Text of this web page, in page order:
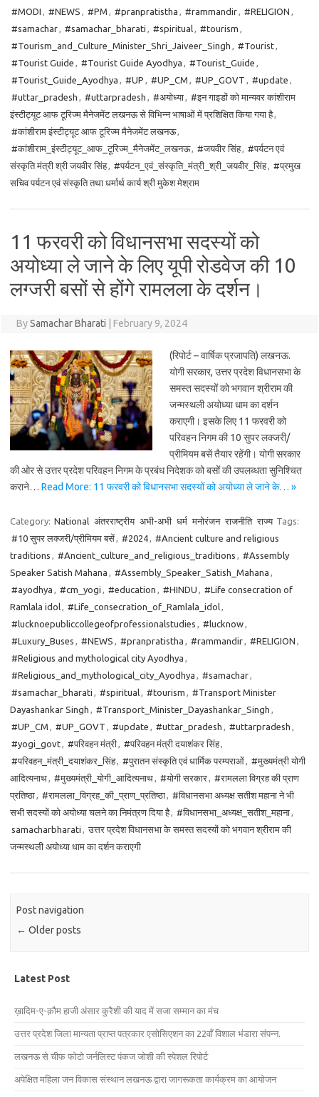
#MODI , #NEWS , #PM , #pranpratistha , #rammandir, #RELIGION ,
#samachar, #samachar_bharati , #spiritual, #tourism ,
#Tourism_and_Culture_Minister_Shri_Jaiveer_Singh , #Tourist,
#Tourist Guide , #Tourist Guide Ayodhya , #Tourist_Guide ,
#Tourist_Guide_Ayodhya , #UP , #UP_CM , #UP_GOVT , #update ,
#uttar_pradesh , #uttarpradesh , #अयोध्या, #इन गाइडों को मान्यवर कांशीराम
इंस्टीट्यूट आफ टूरिज्म मैनेजमेंट लखनऊ से विभिन्न भाषाओं में प्रशिक्षित किया गया है,
#कांशीराम इंस्टीट्यूट आफ टूरिज्म मैनेजमेंट लखनऊ,
#कांशीराम_इंस्टीट्यूट_आफ_टूरिज्म_मैनेजमेंट_लखनऊ, #जयवीर सिंह, #पर्यटन एवं
संस्कृति मंत्री श्री जयवीर सिंह, #पर्यटन_एवं_संस्कृति_मंत्री_श्री_जयवीर_सिंह, #प्रमुख
सचिव पर्यटन एवं संस्कृति तथा धर्मार्थ कार्य श्री मुकेश मेश्राम
11 फरवरी को विधानसभा सदस्यों को
अयोध्या ले जाने के लिए यूपी रोडवेज की 10
लग्जरी बसों से होंगे रामलला के दर्शन।
BySamachar Bharati February 9, 2024
(रिपोर्ट – वार्षिक प्रजापति) लखनऊ.
योगी सरकार, उत्तर प्रदेश विधानसभा के
समस्त सदस्यों को भगवान श्रीराम की
जन्मस्थली अयोध्या धाम का दर्शन
कराएगी। इसके लिए 11 फरवरी को
परिवहन निगम की 10 सुपर लक्जरी/
प्रीमियम बसें तैयार रहेंगी। योगी सरकार
की ओर से उत्तर प्रदेश परिवहन निगम के प्रबंध निदेशक को बसों की उपलब्धता सुनिश्चित
कराने… Read More: 11 फरवरी को विधानसभा सदस्यों को अयोध्या ले जाने के… »
Category: National अंतरराष्ट्रीय अभी-अभी धर्म मनोरंजन राजनीति राज्य Tags:
#10 सुपर लक्जरी/प्रीमियम बसें, #2024, #Ancient culture and religious
traditions , #Ancient_culture_and_religious_traditions , #Assembly
Speaker Satish Mahana , #Assembly_Speaker_Satish_Mahana ,
#ayodhya , #cm_yogi , #education , #HINDU , #Life consecration of
Ramlala idol, #Life_consecration_of_Ramlala_idol,
#lucknoepubliccollegeofprofessionalstudies , #lucknow,
#Luxury_Buses , #NEWS , #pranpratistha , #rammandir, #RELIGION ,
#Religious and mythological city Ayodhya ,
#Religious_and_mythological_city_Ayodhya , #samachar,
#samachar_bharati , #spiritual, #tourism , #Transport Minister
Dayashankar Singh , #Transport_Minister_Dayashankar_Singh ,
#UP_CM , #UP_GOVT , #update , #uttar_pradesh , #uttarpradesh ,
#yogi_govt, #परिवहन मंत्री, #परिवहन मंत्री दयाशंकर सिंह,
#परिवहन_मंत्री_दयाशंकर_सिंह, #पुरातन संस्कृति एवं धार्मिक परम्पराओं, #मुख्यमंत्री योगी
आदित्यनाथ, #मुख्यमंत्री_योगी_आदित्यनाथ, #योगी सरकार, #रामलला विग्रह की प्राण
प्रतिष्ठा, #रामलला_विग्रह_की_प्राण_प्रतिष्ठा, #विधानसभा अध्यक्ष सतीश महाना ने भी
सभी सदस्यों को अयोध्या चलने का निमंत्रण दिया है, #विधानसभा_अध्यक्ष_सतीश_महाना,
samacharbharati , उत्तर प्रदेश विधानसभा के समस्त सदस्यों को भगवान श्रीराम की
जन्मस्थली अयोध्या धाम का दर्शन कराएगी
Post navigation
← Older posts
Latest Post
ख़ादिम-ए-क़ौम हाजी अंसार कुरैशी की याद में सजा सम्मान का मंच
उत्तर प्रदेश जिला मान्यता प्राप्त पत्रकार एसोसिएशन का 22वाँ विशाल भंडारा संपन्न.
लखनऊ से चीफ फोटो जर्नलिस्ट पंकज जोशी की स्पेशल रिपोर्ट
अपेक्षित महिला जन विकास संस्थान लखनऊ द्वारा जागरूकता कार्यक्रम का आयोजन